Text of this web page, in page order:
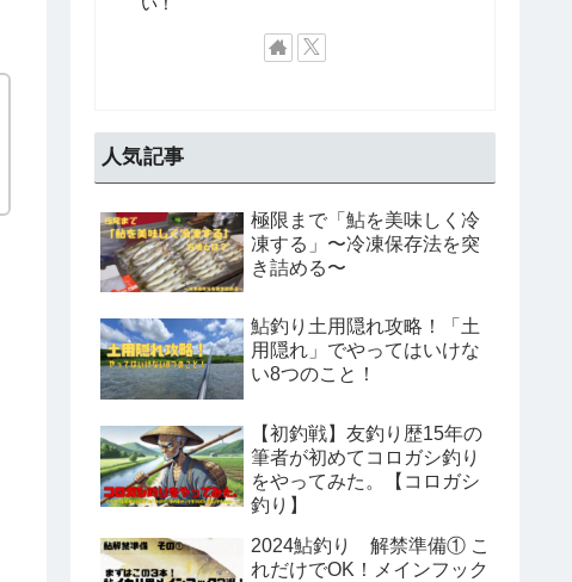
人気記事
極限まで「鮎を美味しく冷
凍する」〜冷凍保存法を突
き詰める〜
鮎釣り土用隠れ攻略！「土
用隠れ」でやってはいけな
い8つのこと！
【初釣戦】友釣り歴15年の
筆者が初めてコロガシ釣り
をやってみた。【コロガシ
釣り】
2024鮎釣り 解禁準備① こ
れだけでOK！メインフック